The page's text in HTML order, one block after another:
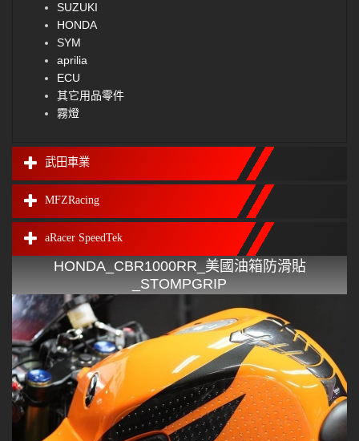
SUZUKI
HONDA
SYM
aprilia
ECU
其它用品零件
霧燈
武田車業
MFZRacing
aRacer SpeedTek
HONDA_CBR1000RR_美國油箱防滑貼
_STOMPGRIP